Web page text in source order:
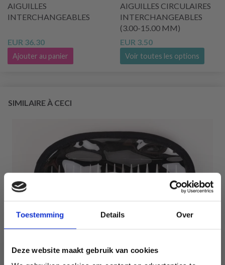
Toestemming Details Over
Deze website maakt gebruik van cookies
AIGUILLES
INTERCHANGEABLES
EUR 36.30
Ajouter au panier
AIGUILLES CIRCULAIRES
INTERCHANGEABLES
(3.00-15.00 MM)
EUR 3.50
Voir toutes les options
SIMILAIRE À CECI